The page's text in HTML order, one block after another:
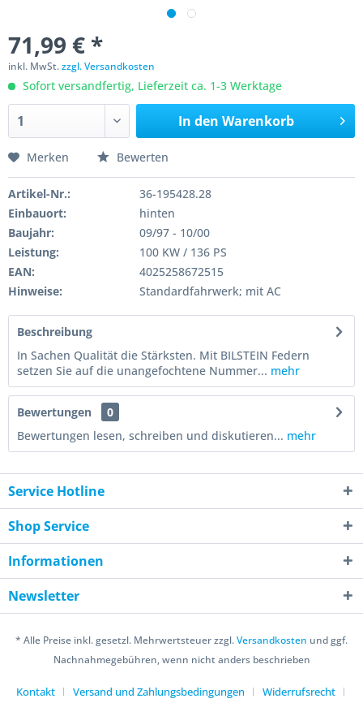
71,99 € *
inkl. MwSt.zzgl. Versandkosten
Sofort versandfertig, Lieferzeit ca. 1-3 Werktage
In den Warenkorb
Merken Bewerten
Artikel-Nr.:
36-195428.28
Einbauort:
hinten
Baujahr:
09/97 - 10/00
Leistung:
100 KW / 136 PS
EAN:
4025258672515
Hinweise:
Standardfahrwerk; mit AC
Beschreibung
In Sachen Qualität die Stärksten. Mit BILSTEIN Federn
setzen Sie auf die unangefochtene Nummer... mehr
Bewertungen
0
Bewertungen lesen, schreiben und diskutieren... mehr
Service Hotline
Shop Service
Informationen
Newsletter
* Alle Preise inkl. gesetzl. Mehrwertsteuer zzgl.Versandkosten und ggf.
Nachnahmegebühren, wenn nicht anders beschrieben
Kontakt Versand und Zahlungsbedingungen Widerrufsrecht